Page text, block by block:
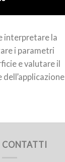
interpretare la
i parametri
e valutare il
CONTATTI